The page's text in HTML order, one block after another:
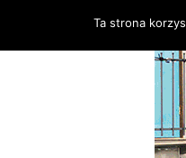
Ta strona